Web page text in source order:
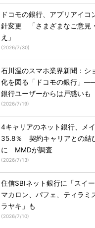
ドコモの銀行、アプリアイコ
針変更 「さまざまなご意見
え」
(2026/7/30)
石川温のスマホ業界新聞：シ
化を図る「ドコモの銀行」
銀行ユーザーからは戸惑いも
(2026/7/19)
4キャリアのネット銀行、メ
35.8％ 契約キャリアとの結
に MMDが調査
(2026/7/13)
住信SBIネット銀行に「スイ
マカロン、パフェ、ティラミ
ラヤキ」も
(2026/7/10)